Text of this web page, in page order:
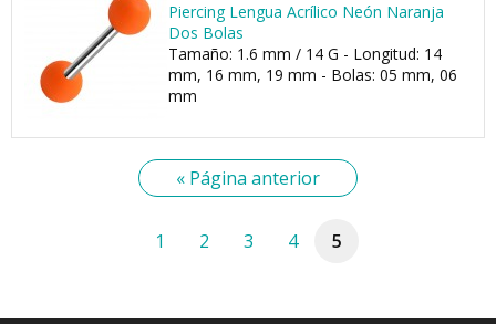
Piercing Lengua Acrílico Neón Naranja
Dos Bolas
Tamaño: 1.6 mm / 14 G - Longitud: 14
mm, 16 mm, 19 mm - Bolas: 05 mm, 06
mm
« Página anterior
1 2 3 4 5